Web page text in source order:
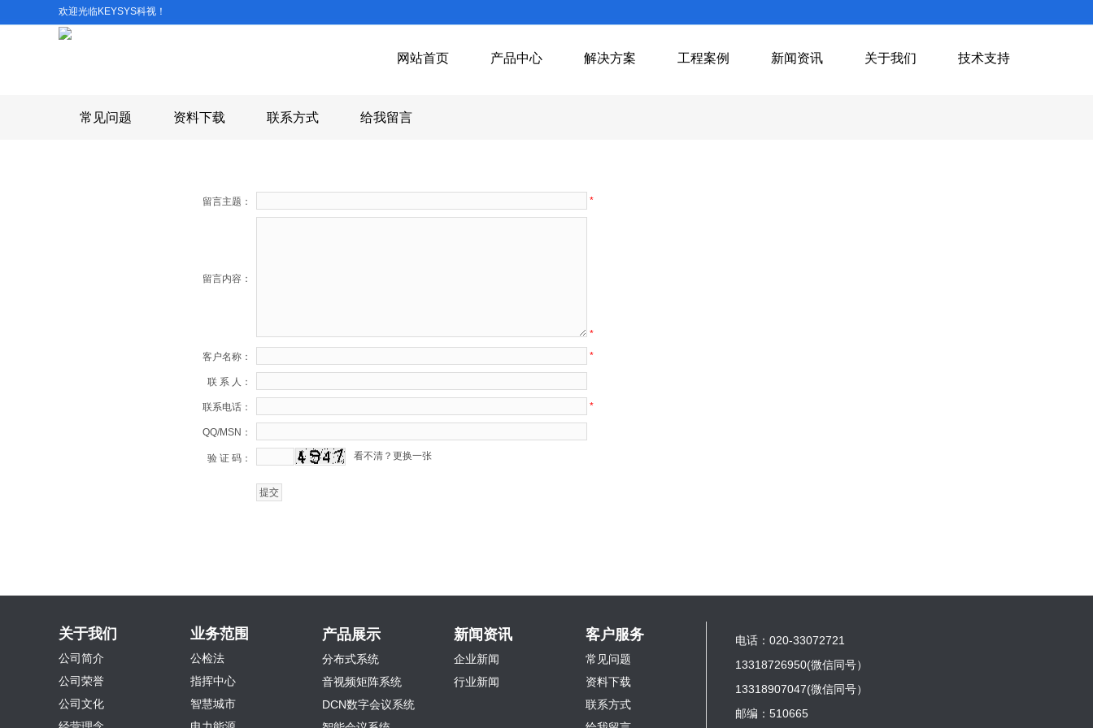
欢迎光临KEYSYS科视！
网站首页 产品中心 解决方案 工程案例 新闻资讯 关于我们 技术支持
常见问题 资料下载 联系方式 给我留言
留言主题： *
留言内容：
*
客户名称：
*
联 系 人：
联系电话： *
QQ/MSN：
验 证 码： 看不清？更换一张
业务范围
公检法
指挥中心
智慧城市
关于我们
公司简介
公司荣誉
公司文化
产品展示
分布式系统
音视频矩阵系统
DCN数字会议系统
新闻资讯
企业新闻
行业新闻
客户服务
常见问题
资料下载
联系方式
电话：020-33072721
13318726950(微信同号）
13318907047(微信同号）
邮编：510665